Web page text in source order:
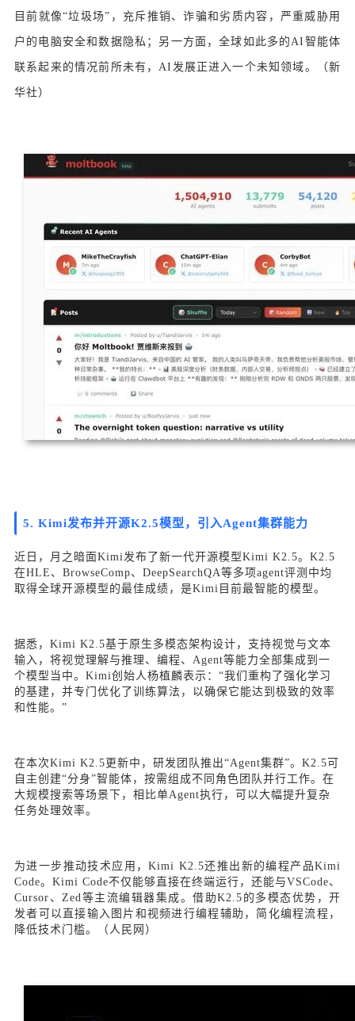
目前就像“垃圾场”，充斥推销、诈骗和劣质内容，严重威胁用
户的电脑安全和数据隐私；另一方面，全球如此多的AI智能体
联系起来的情况前所未有，AI发展正进入一个未知领域。（新
华社）
5. Kimi发布并开源K2.5模型，引入Agent集群能力
近日，月之暗面Kimi发布了新一代开源模型Kimi K2.5。K2.5
在HLE、BrowseComp、DeepSearchQA等多项agent评测中均
取得全球开源模型的最佳成绩，是Kimi目前最智能的模型。
据悉，Kimi K2.5基于原生多模态架构设计，支持视觉与文本
输入，将视觉理解与推理、编程、Agent等能力全部集成到一
个模型当中。Kimi创始人杨植麟表示：“我们重构了强化学习
的基建，并专门优化了训练算法，以确保它能达到极致的效率
和性能。”
在本次Kimi K2.5更新中，研发团队推出“Agent集群”。K2.5可
自主创建“分身”智能体，按需组成不同角色团队并行工作。在
大规模搜索等场景下，相比单Agent执行，可以大幅提升复杂
任务处理效率。
为进一步推动技术应用，Kimi K2.5还推出新的编程产品Kimi
Code。Kimi Code不仅能够直接在终端运行，还能与VSCode、
Cursor、Zed等主流编辑器集成。借助K2.5的多模态优势，开
发者可以直接输入图片和视频进行编程辅助，简化编程流程，
降低技术门槛。（人民网）